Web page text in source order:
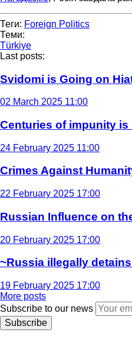
Теги: Foreign Politics
Теми:
Türkiye
Last posts:
Svidomi is Going on
02 March 2025 11:00
Centuries of impunity
24 February 2025 11:00
Crimes Against
22 February 2025 17:00
Russian Influence on
20 February 2025 17:00
~Russia illegally
19 February 2025 17:00
More posts
Subscribe to our news
Subscribe